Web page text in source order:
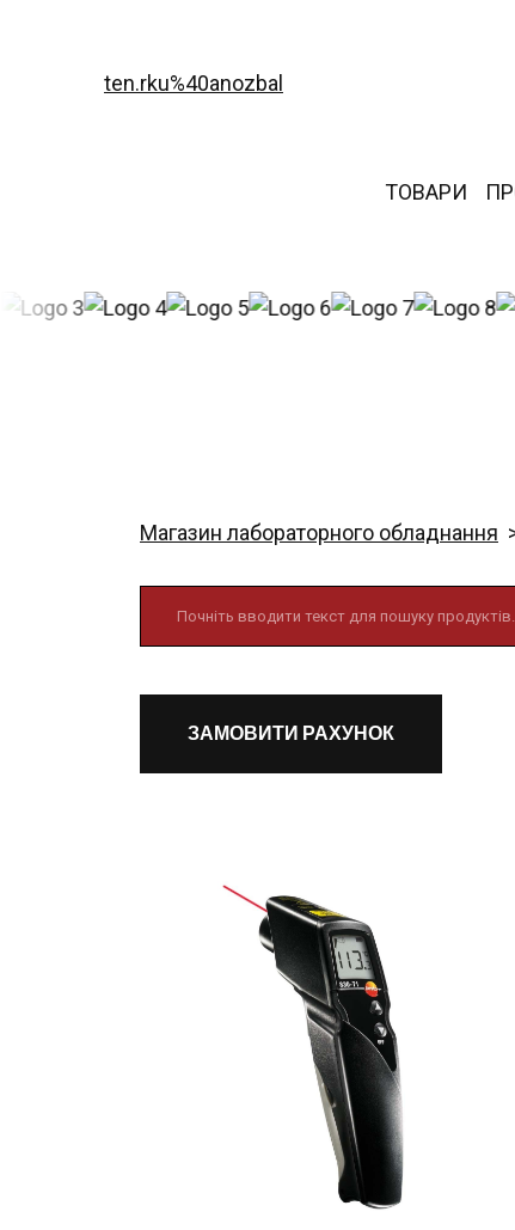
ten.rku%40anozbal
ТОВАРИ
Магазин лабораторного обладнання
ЗАМОВИТИ РАХУНОК